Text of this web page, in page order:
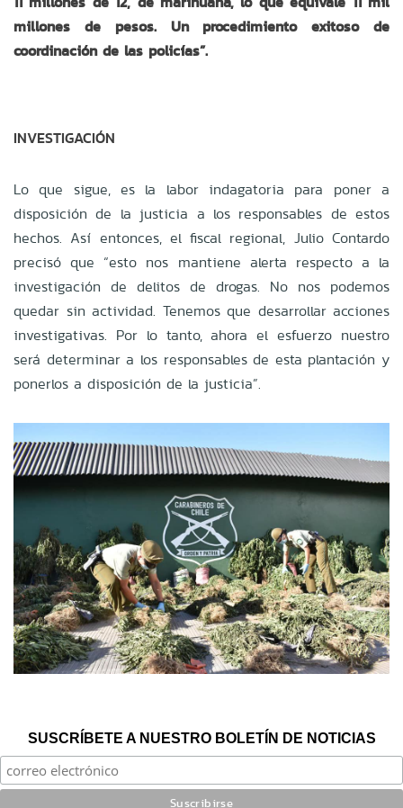
millones de pesos. Un procedimiento exitoso de
coordinación de las policías”.
INVESTIGACIÓN
Lo que sigue, es la labor indagatoria para poner a
disposición de la justicia a los responsables de estos
hechos. Así entonces, el fiscal regional, Julio Contardo
precisó que “esto nos mantiene alerta respecto a la
investigación de delitos de drogas. No nos podemos
quedar sin actividad. Tenemos que desarrollar acciones
investigativas. Por lo tanto, ahora el esfuerzo nuestro
será determinar a los responsables de esta plantación y
ponerlos a disposición de la justicia”.
SUSCRÍBETE A NUESTRO BOLETÍN DE NOTICIAS